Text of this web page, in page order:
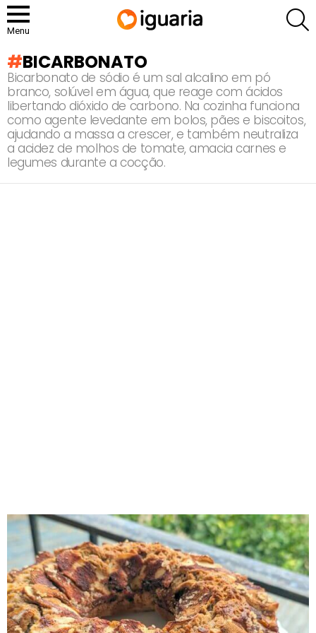
Menu
BICARBONATO
Bicarbonato de sódio é um sal alcalino em pó
branco, solúvel em água, que reage com ácidos
libertando dióxido de carbono. Na cozinha funciona
como agente levedante em bolos, pães e biscoitos,
ajudando a massa a crescer, e também neutraliza
a acidez de molhos de tomate, amacia carnes e
legumes durante a cocção.
RECOMENDADOS